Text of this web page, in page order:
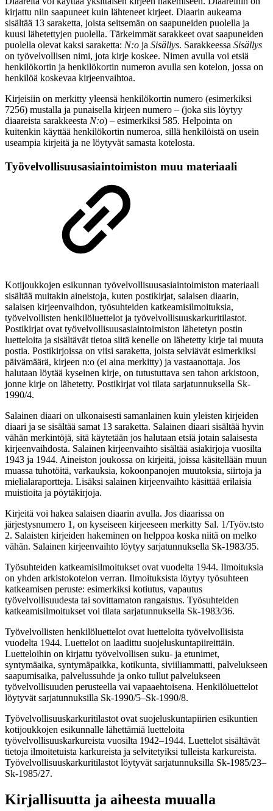
kirjattu niin saapuneet kuin lähteneet kirjeet. Diaarin aukeama
sisältää 13 saraketta, joista seitsemän on saapuneiden puolella ja
kuusi lähetettyjen puolella. Tärkeimmät sarakkeet ovat saapuneiden
puolella olevat kaksi saraketta: N:o ja Sisällys. Sarakkeessa Sisällys
on työvelvollisen nimi, jota kirje koskee. Nimen avulla voi etsiä
henkilökortin ja henkilökortin numeron avulla sen kotelon, jossa on
henkilöä koskevaa kirjeenvaihtoa.
Kirjeisiin on merkitty yleensä henkilökortin numero (esimerkiksi
7256) mustalla ja punaisella kirjeen numero – (joka siis löytyy
diaareista sarakkeesta N:o) – esimerkiksi 585. Helpointa on
kuitenkin käyttää henkilökortin numeroa, sillä henkilöistä on usein
useampia kirjeitä ja ne löytyvät samasta kotelosta.
Työvelvollisuusasiaintoimiston muu materiaali
Kotijoukkojen esikunnan työvelvollisuusasiaintoimiston materiaali
sisältää muitakin aineistoja, kuten postikirjat, salaisen diaarin,
salaisen kirjeenvaihdon, työsuhteiden katkeamisilmoituksia,
työvelvollisten henkilöluettelot ja työvelvollisuuskarkuritilastot.
Postikirjat ovat työvelvollisuusasiaintoimiston lähetetyn postin
luetteloita ja sisältävät tietoa siitä kenelle on lähetetty kirje tai muuta
postia. Postikirjoissa on viisi saraketta, joista selviävät esimerkiksi
päivämäärä, kirjeen n:o (ei aina merkitty) ja vastaanottaja. Jos
halutaan löytää kyseinen kirje, on tutustuttava sen tahon arkistoon,
jonne kirje on lähetetty. Postikirjat voi tilata sarjatunnuksella Sk-
1990/4.
Salainen diaari on ulkonaisesti samanlainen kuin yleisten kirjeiden
diaari ja se sisältää samat 13 saraketta. Salainen diaari sisältää hyvin
vähän merkintöjä, sitä käytetään jos halutaan etsiä jotain salaisesta
kirjeenvaihdosta. Salainen kirjeenvaihto sisältää asiakirjoja vuosilta
1943 ja 1944. Aineiston joukossa on kirjeitä, joissa käsitellään muun
muassa tuhotöitä, varkauksia, kokoonpanojen muutoksia, siirtoja ja
mielialaraportteja. Lisäksi salainen kirjeenvaihto käsittää erilaisia
muistioita ja pöytäkirjoja.
Kirjeitä voi hakea salaisen diaarin avulla. Jos diaarissa on
järjestysnumero 1, on kyseiseen kirjeeseen merkitty Sal. 1/Työv.tsto
2. Salaisten kirjeiden hakeminen on helppoa koska niitä on melko
vähän. Salainen kirjeenvaihto löytyy sarjatunnuksella Sk-1983/35.
Työsuhteiden katkeamisilmoitukset ovat vuodelta 1944. Ilmoituksia
on yhden arkistokotelon verran. Ilmoituksista löytyy työsuhteen
katkeamisen peruste: esimerkiksi kotiutus, vapautus
työvelvollisuudesta tai sovittamaton rangaistus. Työsuhteiden
katkeamisilmoitukset voi tilata sarjatunnuksella Sk-1983/36.
Työvelvollisten henkilöluettelot ovat luetteloita työvelvollisista
vuodelta 1944. Luettelot on laadittu suojeluskuntapiireittäin.
Luetteloihin on kirjattu työvelvollisen suku- ja etunimet,
syntymäaika, syntymäpaikka, kotikunta, siviiliammatti, palvelukseen
saapumisaika, palvelussuhde ja onko tullut palvelukseen
työvelvollisuuden perusteella vai vapaaehtoisena. Henkilöluettelot
löytyvät sarjatunnuksilla Sk-1990/5–Sk-1990/8.
Työvelvollisuuskarkuritilastot ovat suojeluskuntapiirien esikuntien
kotijoukkojen esikunnalle lähettämiä luetteloita
työvelvollisuuskarkureista vuosilta 1942–1944. Luettelot sisältävät
tietoja ilmoitetuista karkureista ja selvitetyiksi tulleista karkureista.
Työvelvollisuuskarkuritilastot löytyvät sarjatunnuksilla Sk-1985/23–
Sk-1985/27.
Kirjallisuutta ja aiheesta muualla